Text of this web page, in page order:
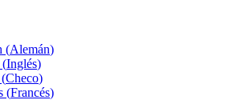
(Alemán)
(Inglés)
(Checo)
(Francés)